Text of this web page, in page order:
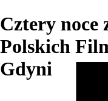
Cztery noce
Polskich
Gdyni